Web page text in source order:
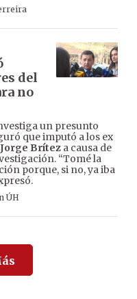
del
no
un presunto
que imputó a los ex
Jorge Brítez a causa de
“Tomé la
porque, si no, ya iba
ÚH